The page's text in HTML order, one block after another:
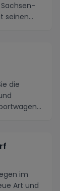
seinen
die
im
Art und